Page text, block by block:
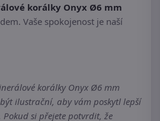
korálky Onyx Ø6 mm
Vaše spokojenost je naší
korálky Onyx Ø6 mm
ilustrační, aby vám poskytl lepší
si přejete potvrdit, že